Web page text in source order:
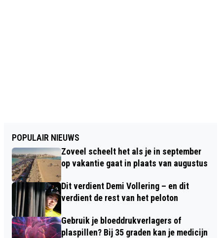
POPULAIR NIEUWS
Zoveel scheelt het als je in september
op vakantie gaat in plaats van augustus
Dit verdient Demi Vollering – en dit
verdient de rest van het peloton
Gebruik je bloeddrukverlagers of
plaspillen? Bij 35 graden kan je medicijn